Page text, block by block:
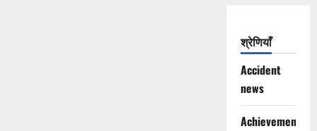
श्रेणियाँ
Accident
news
Achievements